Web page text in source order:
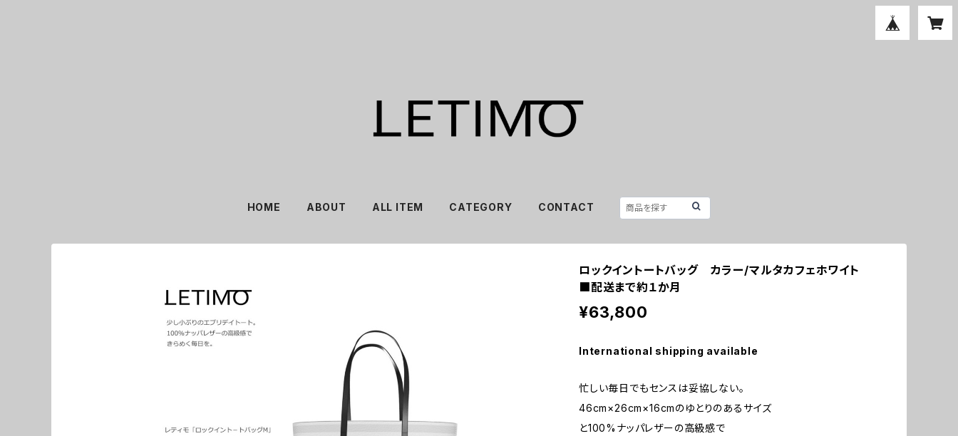
HOME ABOUT ALL ITEM CATEGORY CONTACT
ロックイントートバッグ カラー/マルタカフェホワイト
■配送まで約１か月
¥63,800
International shipping available
忙しい毎日でもセンスは妥協しない。
46cm×26cm×16cmのゆとりのあるサイズ
と100%ナッパレザーの高級感で